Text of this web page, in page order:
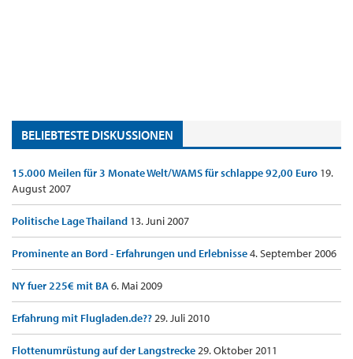
BELIEBTESTE DISKUSSIONEN
15.000 Meilen für 3 Monate Welt/WAMS für schlappe 92,00 Euro 19.
August 2007
Politische Lage Thailand 13. Juni 2007
Prominente an Bord - Erfahrungen und Erlebnisse4. September 2006
NY fuer 225€ mit BA6. Mai 2009
Erfahrung mit Flugladen.de??29. Juli 2010
Flottenumrüstung auf der Langstrecke29. Oktober 2011